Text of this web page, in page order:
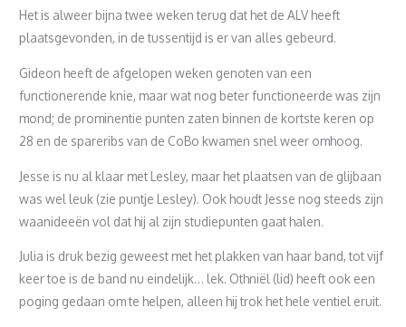
Het is alweer bijna twee weken terug dat het de ALV heeft
plaatsgevonden, in de tussentijd is er van alles gebeurd.
Gideon heeft de afgelopen weken genoten van een
functionerende knie, maar wat nog beter functioneerde was zijn
mond; de prominentie punten zaten binnen de kortste keren op
28 en de spareribs van de CoBo kwamen snel weer omhoog.
Jesse is nu al klaar met Lesley, maar het plaatsen van de glijbaan
was wel leuk (zie puntje Lesley). Ook houdt Jesse nog steeds zijn
waanideeën vol dat hij al zijn studiepunten gaat halen.
Julia is druk bezig geweest met het plakken van haar band, tot vijf
keer toe is de band nu eindelijk… lek. Othniël (lid) heeft ook een
poging gedaan om te helpen, alleen hij trok het hele ventiel eruit.